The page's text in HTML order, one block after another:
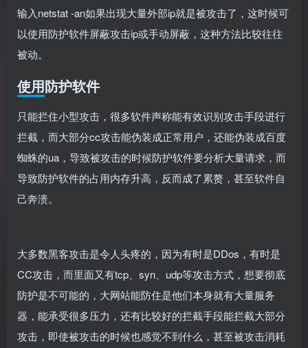
输入netstat -an如果出现大量外部ip就是被攻击了，这时候可
以使用防护软件屏蔽攻击ip或手动屏蔽，这种方法比较往往
被动。
使用防护软件
只能拦住小型攻击，很多软件声称能有效识别攻击手段进行
拦截，而大部分cc攻击能伪装成正常用户，还能伪装成百度
蜘蛛的ua，导致被攻击的时候防护软件要分析大量请求，而
导致防护软件的占用内存升高，反而成了累赘，甚至软件自
己奔溃。
大多数黑客攻击是令人头疼的，因为有时是DDos，有时是
CC攻击，而里面又有tcp、syn、udp等攻击方式，想要彻底
防护是不可能的，大网站能防住是他们本身就有大量服务
器，能承受很多压力，还有比较好的拦截手段能拦截大部分
攻击，即使被攻击的时候也感觉不到什么，甚至被攻击消耗